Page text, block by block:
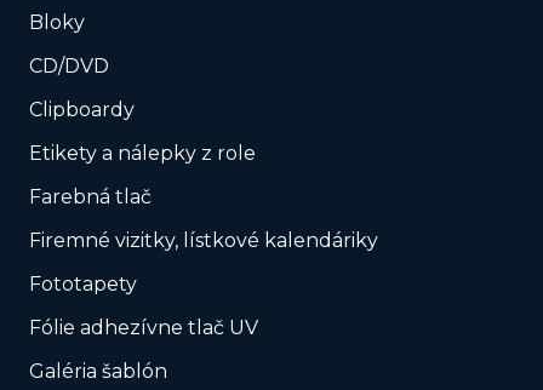
Bloky
CD/DVD
Clipboardy
Etikety a nálepky z role
Farebná tlač
Firemné vizitky, lístkové kalendáriky
Fototapety
Fólie adhezívne tlač UV
Galéria šablón